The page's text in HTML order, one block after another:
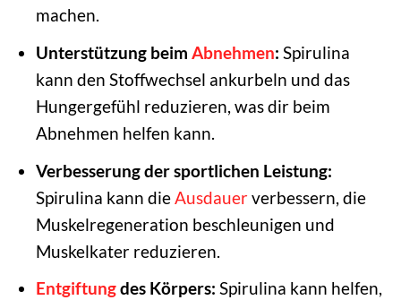
machen.
Unterstützung beim Abnehmen: Spirulina
kann den Stoffwechsel ankurbeln und das
Hungergefühl reduzieren, was dir beim
Abnehmen helfen kann.
Verbesserung der sportlichen Leistung:
Spirulina kann die Ausdauerverbessern, die
Muskelregeneration beschleunigen und
Muskelkater reduzieren.
Entgiftungdes Körpers: Spirulina kann helfen,